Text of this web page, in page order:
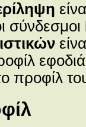
σύνδεσμοι
προφίλ